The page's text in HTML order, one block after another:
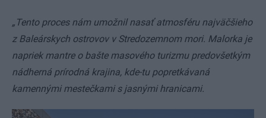
„Tento proces nám umožnil nasať atmosféru najväčšieho
z Baleárskych ostrovov v Stredozemnom mori. Malorka je
napriek mantre o bašte masového turizmu predovšetkým
nádherná prírodná krajina, kde-tu popretkávaná
kamennými mestečkami s jasnými hranicami.